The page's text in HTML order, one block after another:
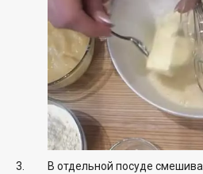
В отдельной посуде